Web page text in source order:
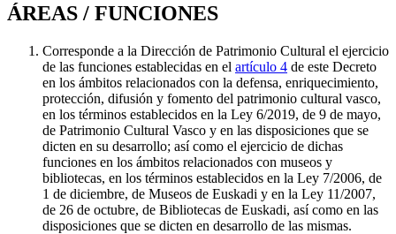
ÁREAS / FUNCIONES
Corresponde a la Dirección de Patrimonio Cultural el ejercicio
de las funciones establecidas en el artículo 4 de este Decreto
en los ámbitos relacionados con la defensa, enriquecimiento,
protección, difusión y fomento del patrimonio cultural vasco,
en los términos establecidos en la Ley 6/2019, de 9 de mayo,
de Patrimonio Cultural Vasco y en las disposiciones que se
dicten en su desarrollo; así como el ejercicio de dichas
funciones en los ámbitos relacionados con museos y
bibliotecas, en los términos establecidos en la Ley 7/2006, de
1 de diciembre, de Museos de Euskadi y en la Ley 11/2007,
de 26 de octubre, de Bibliotecas de Euskadi, así como en las
disposiciones que se dicten en desarrollo de las mismas.